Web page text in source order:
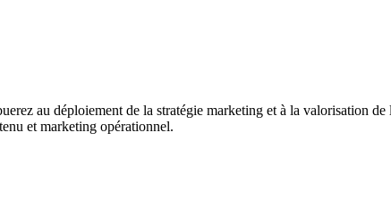
au déploiement de la stratégie marketing et à la valorisation
et marketing opérationnel.